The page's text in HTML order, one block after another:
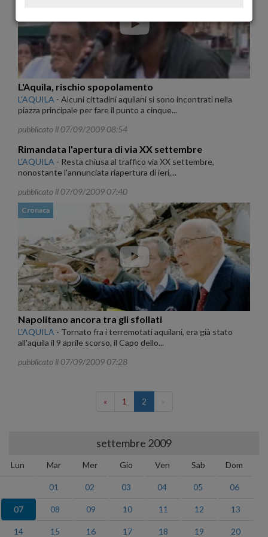
L'Aquila, rischio spopolamento
L'AQUILA - Alcuni cittadini aquilani si sono incontrati nella
piazza principale per fare il punto a cinque...
pubblicato il 07/09/2009 08:54
Rimandata l'apertura di via XX settembre
L'AQUILA - Resta chiusa al traffico via XX settembre,
nonostante l'annunciata riapertura di ieri,...
pubblicato il 07/09/2009 07:40
Cronaca
Napolitano ancora tra gli sfollati
L'AQUILA - Tornato fra i terremotati aquilani, era già stato
all'aquila il 9 aprile scorso, il Capo dello...
pubblicato il 07/09/2009 07:28
« 1 2
settembre 2009
Lun Mar Mer Gio Ven Sab Dom
01 02 03 04 05 06
07 08 09 10 11 12 13
14 15 16 17 18 19 20